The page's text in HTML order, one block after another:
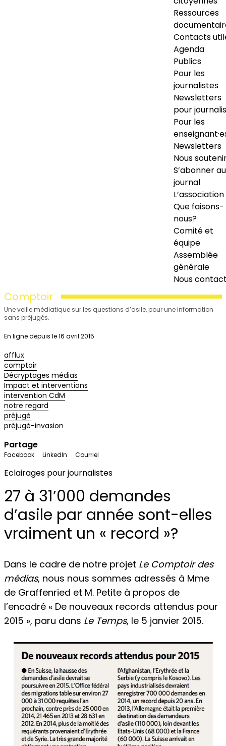
Ressources
Contacts
Agenda
Publics
Pour les
journalistes
Newsletters
pour
Pour les
Newsletters
Nous
S’abonner au
journal
L’association
Que faisons-
nous?
Comité et
équipe
Assemblée
générale
Nous
Comptoir
Une veille médiatique sur les questions d’asile, pour une information
sans préjugés.
En ligne depuis le 16 avril 2015
afflux
comptoir
Décryptages médias
Impact et interventions
intervention CdM
notre regard
préjugé
préjugé-invasion
Partage
Facebook LinkedIn Courriel
Eclairages pour journalistes
27 à 31’000 demandes
d’asile par année sont-elles
vraiment un « record »?
Dans le cadre de notre projet Le Comptoir des
médias, nous nous sommes adressés à Mme
de Graffenried et M. Petite à propos de
l’encadré « De nouveaux records attendus pour
2015 », paru dans Le Temps, le 5 janvier 2015.